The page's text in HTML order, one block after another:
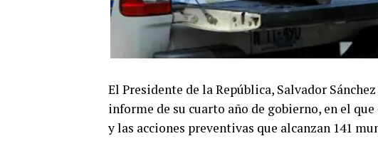
El Presidente de la República, Salvador
informe de su cuarto año de gobierno, en el
y las acciones preventivas que alcanzan 141